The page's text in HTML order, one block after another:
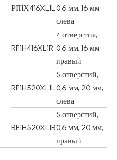
РП1Х416XL1L0,6 мм, 16 мм,
слева
RP1H416XL1R
4 отверстия,
0,6 мм, 16 мм,
правый
RP1H520XL1L
5 отверстий,
0,6 мм, 20 мм,
слева
RP1H520XL1R
5 отверстий,
0,6 мм, 20 мм,
правый